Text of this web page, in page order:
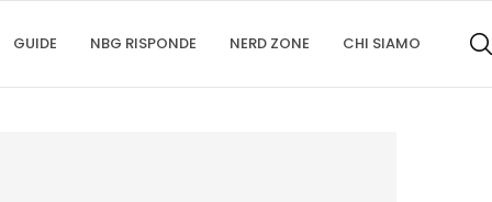
GUIDE NBG RISPONDE NERD ZONE CHI SIAMO